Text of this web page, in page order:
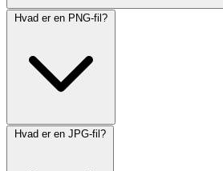
Hvad er en PNG-fil?
Hvad er en JPG-fil?